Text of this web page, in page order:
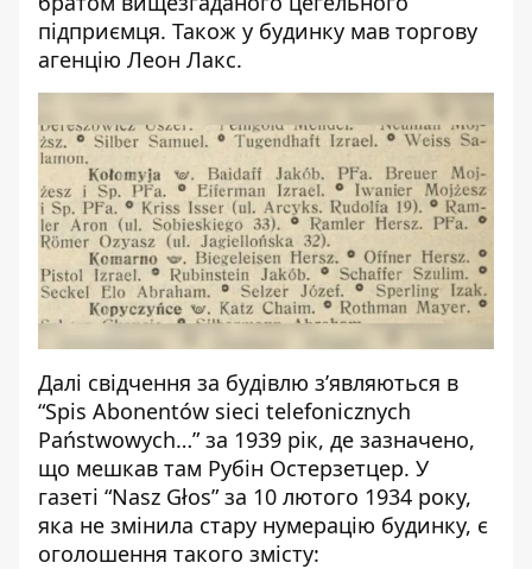
підприємця. Також у будинку мав торгову
агенцію Леон Лакс.
Далі свідчення за будівлю з’являються в
“Spis Abonentów sieci telefonicznych
Państwowych…” за 1939 рік, де зазначено,
що мешкав там Рубін Остерзетцер. У
газеті “Nasz Głos” за 10 лютого 1934 року,
яка не змінила стару нумерацію будинку, є
оголошення такого змісту: